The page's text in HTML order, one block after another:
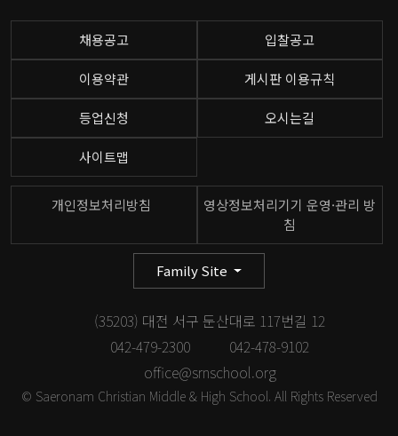
채용공고 입찰공고
이용약관 게시판 이용규칙
등업신청 오시는길
사이트맵
개인정보처리방침
영상정보처리기기 운영·관리 방
침
(35203) 대전 서구 둔산대로 117번길 12
042-479-2300
042-478-9102
office@srnschool.org
© Saeronam Christian Middle & High School. All Rights Reserved
Family Site